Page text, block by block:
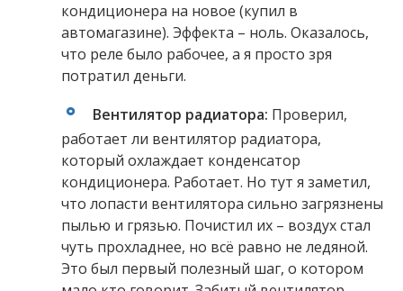
кондиционера на новое (купил в
автомагазине). Эффекта – ноль. Оказалось,
что реле было рабочее, а я просто зря
потратил деньги.
Вентилятор радиатора: Проверил,
работает ли вентилятор радиатора,
который охлаждает конденсатор
кондиционера. Работает. Но тут я заметил,
что лопасти вентилятора сильно загрязнены
пылью и грязью. Почистил их – воздух стал
чуть прохладнее, но всё равно не ледяной.
Это был первый полезный шаг, о котором